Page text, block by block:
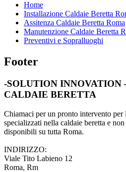
Home
Installazione Caldaie Beretta
Assitenza Caldaie Beretta Roma
Manutenzione Caldaie Beretta
Preventivi e Sopralluoghi
Footer
-SOLUTION INNOVATION
CALDAIE BERETTA
Chiamaci per un pronto intervento per
specializzati nella caldaie beretta e
disponibili su tutta Roma.
INDIRIZZO:
Viale Tito Labieno 12
Roma, Rm